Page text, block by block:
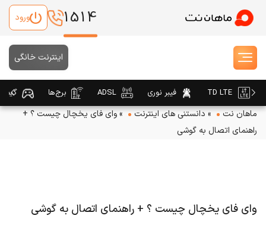
1514 ورود
اینترنت خانگی
TD LTE فیبر نوری ADSL برج‌ها
ماهان نت » دانستنی های اینترنت »وای فای یخچال چیست ؟ +
راهنمای اتصال به گوشی
وای فای یخچال چیست ؟ + راهنمای اتصال به گوشی